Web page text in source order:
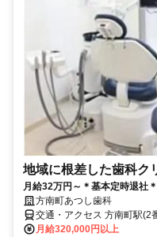
地域に根差した歯科ク
月給32万円～＊基本定時退社
方南町あつし歯科
交通・アクセス 方南町駅(2
月給320,000円以上